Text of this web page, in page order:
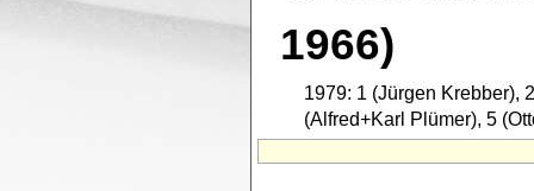
1966)
1979: 1 (Jürgen Krebber),
(Alfred+Karl Plümer), 5